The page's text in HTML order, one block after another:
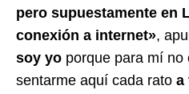
pero supuestamente en
conexión a internet»,
soy yo porque para mí no
sentarme aquí cada rato a